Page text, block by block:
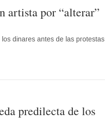
artista por “alterar”
dinares antes de las protestas
predilecta de los